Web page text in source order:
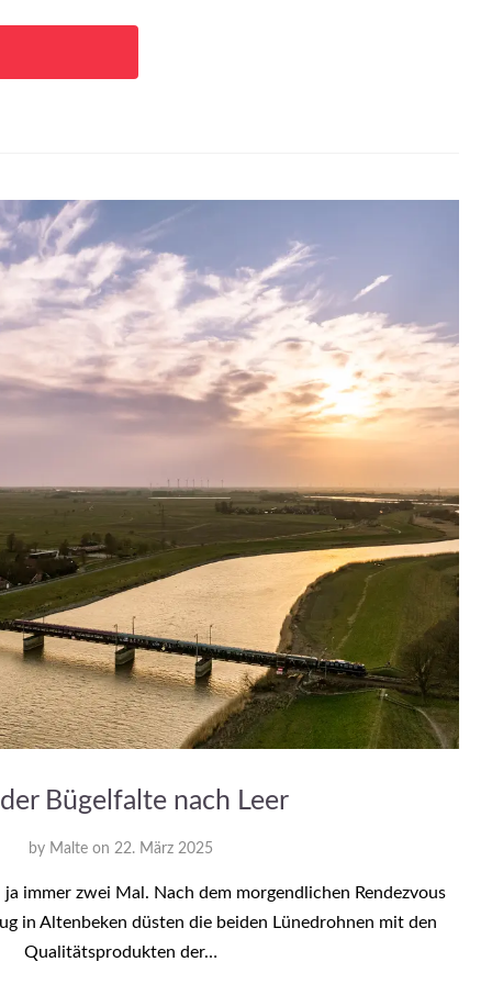
Bügelfalte nach Leer
by Malte on 22. März 2025
immer zwei Mal. Nach dem morgendlichen Rendezvous
in Altenbeken düsten die beiden Lünedrohnen mit den
Qualitätsprodukten der…